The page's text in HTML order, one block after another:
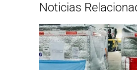
Noticias